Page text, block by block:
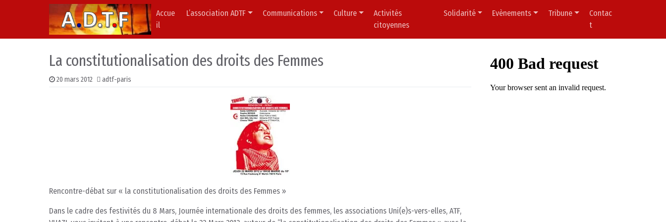
Skip to content
Main Navigation
Accue
il
L’association ADTF Communications Culture
Activités
citoyennes
Solidarité Evènements Tribune
Contac
t
La constitutionalisation des droits des Femmes
20 mars 2012 adtf-paris
Rencontre-débat sur « la constitutionalisation des droits des Femmes »
Dans le cadre des festivités du 8 Mars, Journée internationale des droits des femmes, les associations Uni(e)s-vers-​​​​​​elles, ATF,